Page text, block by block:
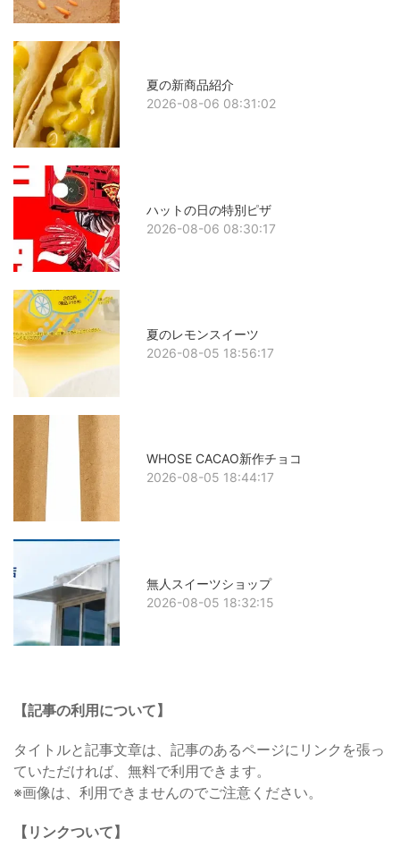
夏の新商品紹介
2026-08-06 08:31:02
ハットの日の特別ピザ
2026-08-06 08:30:17
夏のレモンスイーツ
2026-08-05 18:56:17
WHOSE CACAO新作チョコ
2026-08-05 18:44:17
無人スイーツショップ
2026-08-05 18:32:15
【記事の利用について】
タイトルと記事文章は、記事のあるページにリンクを張っ
ていただければ、無料で利用できます。
※画像は、利用できませんのでご注意ください。
【リンクついて】